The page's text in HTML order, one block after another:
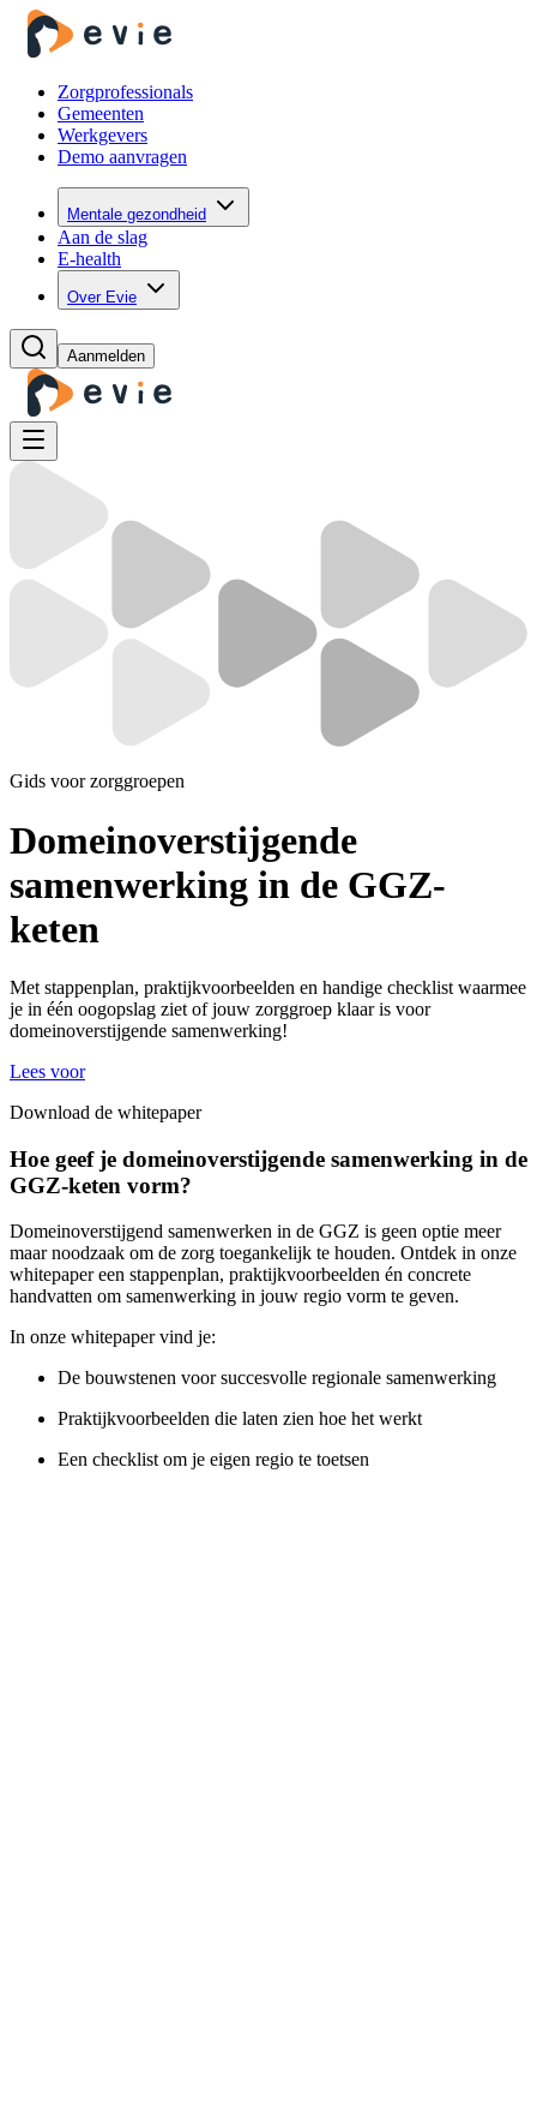
Zorgprofessionals
Gemeenten
Werkgevers
Demo aanvragen
Mentale gezondheid
Aan de slag
E-health
Over Evie
Aanmelden
Gids voor zorggroepen
Domeinoverstijgende
samenwerking in de GGZ-
keten
Met stappenplan, praktijkvoorbeelden en handige checklist waarmee
je in één oogopslag ziet of jouw zorggroep klaar is voor
domeinoverstijgende samenwerking!
Lees voor
Download de whitepaper
Hoe geef je domeinoverstijgende samenwerking in de
GGZ-keten vorm?
Domeinoverstijgend samenwerken in de GGZ is geen optie meer
maar noodzaak om de zorg toegankelijk te houden. Ontdek in onze
whitepaper een stappenplan, praktijkvoorbeelden én concrete
handvatten om samenwerking in jouw regio vorm te geven.
In onze whitepaper vind je:
De bouwstenen voor succesvolle regionale samenwerking
Praktijkvoorbeelden die laten zien hoe het werkt
Een checklist om je eigen regio te toetsen